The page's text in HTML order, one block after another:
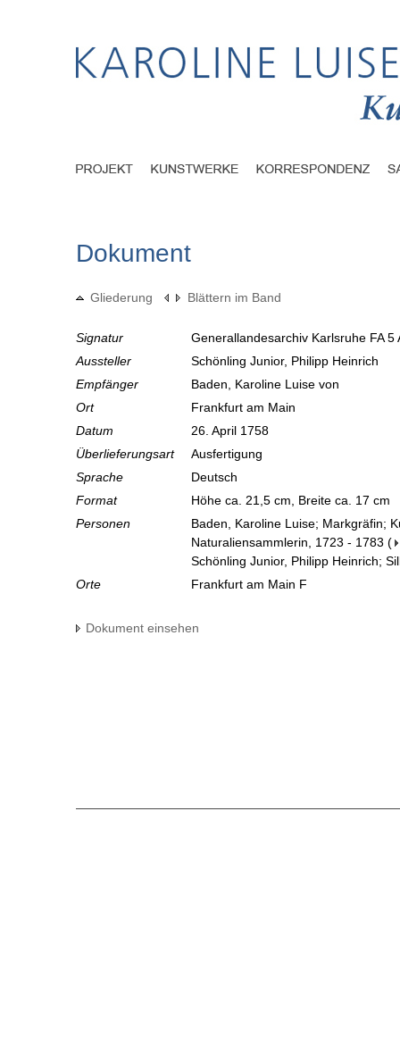
Dokument
Gliederung Blättern im Band
Signatur
Generallandesarchiv Karlsruhe FA
Aussteller
Schönling Junior, Philipp Heinrich
Empfänger
Baden, Karoline Luise von
Ort
Frankfurt am Main
Datum
26. April 1758
Überlieferungsart
Ausfertigung
Sprache
Deutsch
Format
Höhe ca. 21,5 cm, Breite ca. 17 cm
Personen
Baden, Karoline Luise; Markgräfin;
Naturaliensammlerin, 1723 - 1783 (
Schönling Junior, Philipp Heinrich;
Orte
Frankfurt am Main F
Dokument einsehen